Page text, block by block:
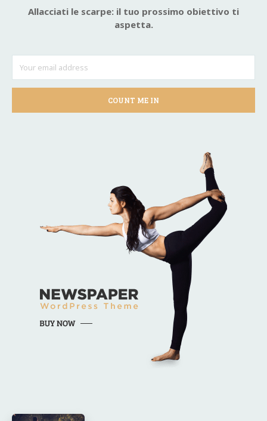
Allacciati le scarpe: il tuo prossimo obiettivo ti
aspetta.
COUNT ME IN